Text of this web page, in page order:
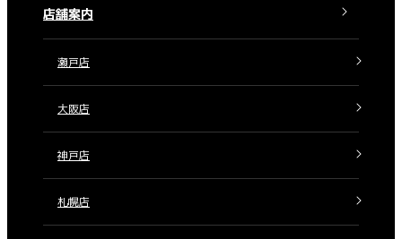
店舗案内
瀬戸店
大阪店
神戸店
札幌店